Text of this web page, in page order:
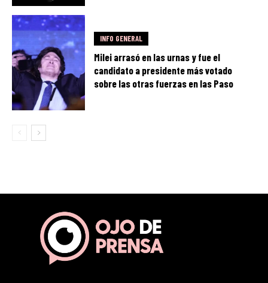
INFO GENERAL
Milei arrasó en las urnas y fue el
candidato a presidente más votado
sobre las otras fuerzas en las Paso